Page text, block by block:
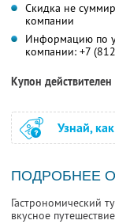
Скидка не
компании
Информацию по
компании: +7
Купон
Узнай,
ПОДРОБНЕЕ
Гастрономический
вкусное